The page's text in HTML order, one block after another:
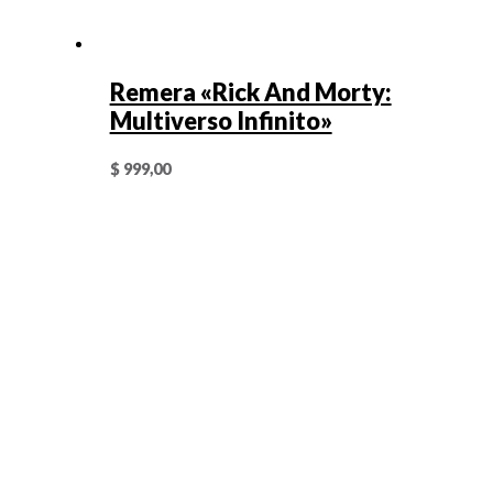
Remera «Rick And Morty:
Multiverso Infinito»
$999,00